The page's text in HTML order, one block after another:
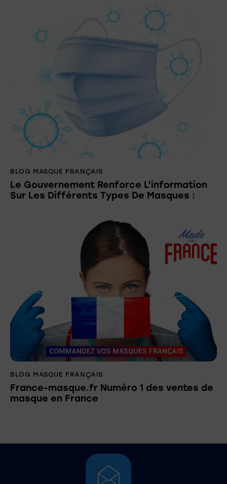
BLOG MASQUE FRANÇAIS
Le Gouvernement Renforce L’information
Sur Les Différents Types De Masques :
BLOG MASQUE FRANÇAIS
France-masque.fr Numéro 1 des ventes de
masque en France